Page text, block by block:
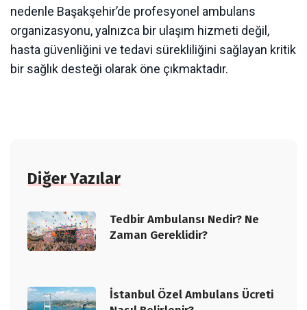
nedenle Başakşehir’de profesyonel ambulans
organizasyonu, yalnızca bir ulaşım hizmeti değil,
hasta güvenliğini ve tedavi sürekliliğini sağlayan kritik
bir sağlık desteği olarak öne çıkmaktadır.
Diğer Yazılar
Tedbir Ambulansı Nedir? Ne
Zaman Gereklidir?
İstanbul Özel Ambulans Ücreti